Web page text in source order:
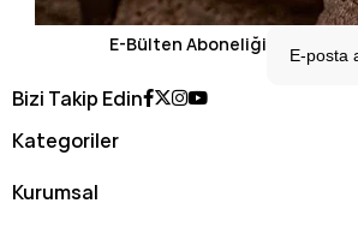
E-Bülten Aboneliği
Bizi Takip Edin
Kategoriler
Kurumsal